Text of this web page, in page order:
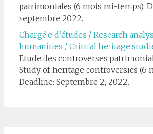
patrimoniales (6 mois mi-temps).
septembre 2022.
Chargé.e d’études / Research
humanities / Critical heritage
Etude des controverses
Study of heritage controversies (6
Deadline: Septembre 2, 2022.